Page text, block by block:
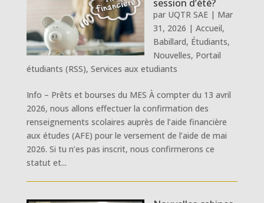
session d’été?
par UQTR SAE| Mar
31, 2026 | Accueil,
Babillard, Étudiants,
Nouvelles, Portail
étudiants (RSS), Services aux etudiants
Info – Prêts et bourses du MES À compter du 13 avril
2026, nous allons effectuer la confirmation des
renseignements scolaires auprès de l’aide financière
aux études (AFE) pour le versement de l’aide de mai
2026. Si tu n’es pas inscrit, nous confirmerons ce
statut et...